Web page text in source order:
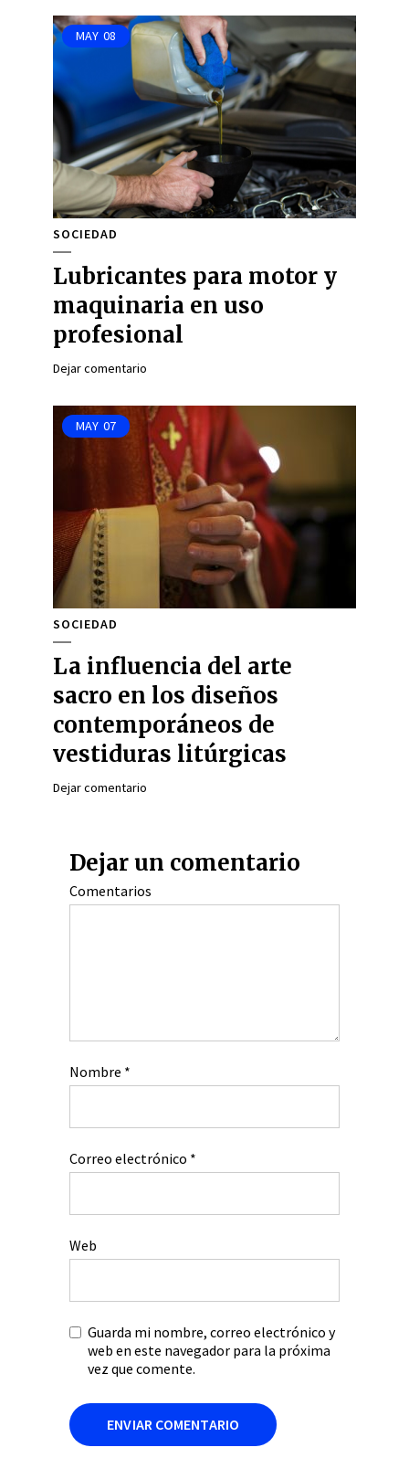
MAY 08
SOCIEDAD
Lubricantes para motor y
maquinaria en uso
profesional
Dejar comentario
MAY 07
SOCIEDAD
La influencia del arte
sacro en los diseños
contemporáneos de
vestiduras litúrgicas
Dejar comentario
Dejar un comentario
Comentarios
Nombre *
Correo electrónico *
Web
Guarda mi nombre, correo electrónico y
web en este navegador para la próxima
vez que comente.